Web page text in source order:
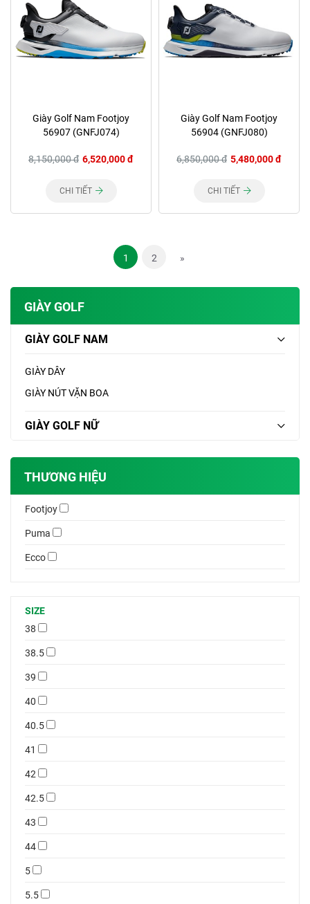
GIÀY GOLF
GIÀY GOLF NAM
GIÀY DÂY
GIÀY NÚT VẶN BOA
GIÀY GOLF NỮ
THƯƠNG HIỆU
Footjoy
Puma
Ecco
SIZE
38
38.5
39
40
40.5
41
42
42.5
43
44
5
5.5
Giày Golf Nam Footjoy
56907 (GNFJ074)
8,150,000 đ 6,520,000 đ
CHI TIẾT
Giày Golf Nam Footjoy
56904 (GNFJ080)
6,850,000 đ 5,480,000 đ
CHI TIẾT
1 2 »